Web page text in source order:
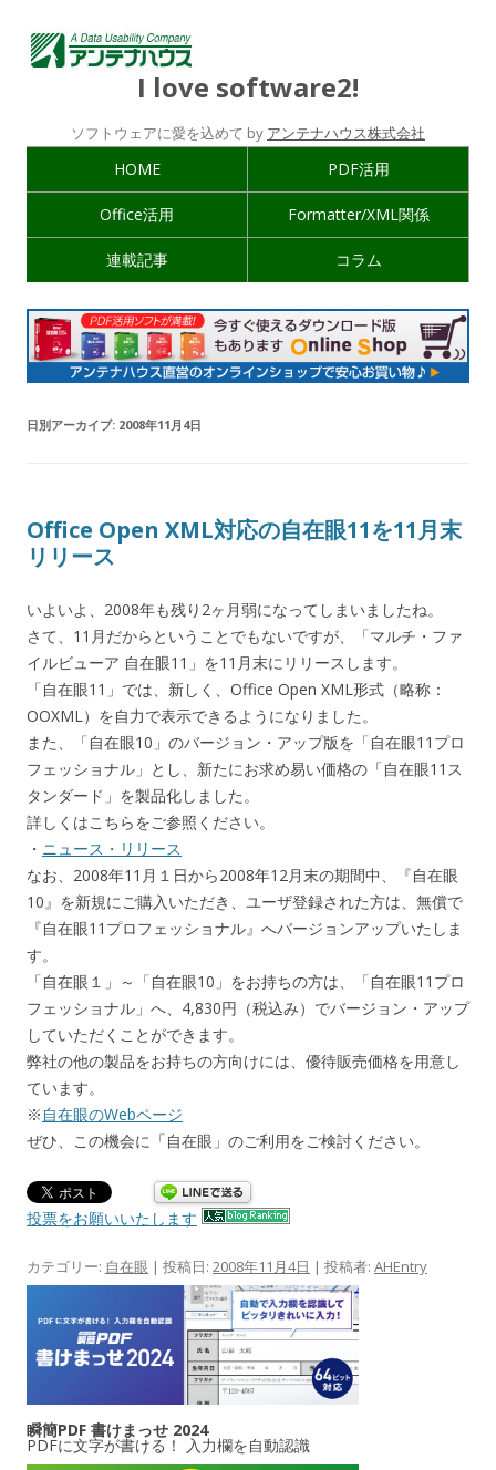
I love software2!
ソフトウェアに愛を込めて by アンテナハウス株式会社
HOME PDF活用
Office活用 Formatter/XML関係
連載記事 コラム
日別アーカイブ: 2008年11月4日
Office Open XML対応の自在眼11を11月末
リリース
いよいよ、2008年も残り2ヶ月弱になってしまいましたね。
さて、11月だからということでもないですが、「マルチ・ファ
イルビューア 自在眼11」を11月末にリリースします。
「自在眼11」では、新しく、Office Open XML形式（略称：
OOXML）を自力で表示できるようになりました。
また、「自在眼10」のバージョン・アップ版を「自在眼11プロ
フェッショナル」とし、新たにお求め易い価格の「自在眼11ス
タンダード」を製品化しました。
詳しくはこちらをご参照ください。
・ ニュース・リリース
なお、2008年11月１日から2008年12月末の期間中、『自在眼
10』を新規にご購入いただき、ユーザ登録された方は、無償で
『自在眼11プロフェッショナル』へバージョンアップいたしま
す。
「自在眼１」～「自在眼10」をお持ちの方は、「自在眼11プロ
フェッショナル」へ、4,830円（税込み）でバージョン・アップ
していただくことができます。
弊社の他の製品をお持ちの方向けには、優待販売価格を用意し
ています。
※ 自在眼のWebページ
ぜひ、この機会に「自在眼」のご利用をご検討ください。
投票をお願いいたします
カテゴリー: 自在眼 | 投稿日: 2008年11月4日 | 投稿者: AHEntry
瞬簡PDF 書けまっせ 2024
PDFに文字が書ける！ 入力欄を自動認識